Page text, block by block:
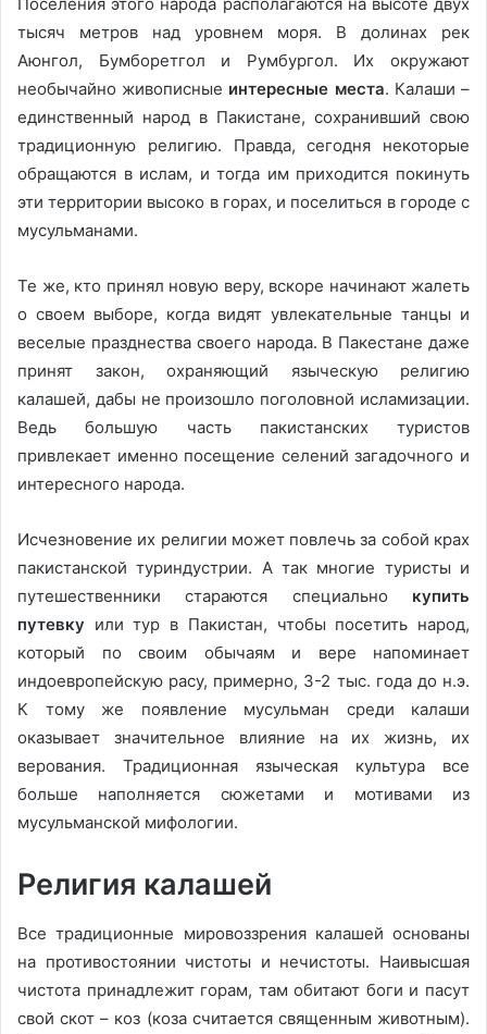
Поселения этого народа располагаются на высоте двух
тысяч метров над уровнем моря. В долинах рек
Аюнгол, Бумборетгол и Румбургол. Их окружают
необычайно живописные интересные места. Калаши –
единственный народ в Пакистане, сохранивший свою
традиционную религию. Правда, сегодня некоторые
обращаются в ислам, и тогда им приходится покинуть
эти территории высоко в горах, и поселиться в городе с
мусульманами.
Те же, кто принял новую веру, вскоре начинают жалеть
о своем выборе, когда видят увлекательные танцы и
веселые празднества своего народа. В Пакестане даже
принят закон, охраняющий языческую религию
калашей, дабы не произошло поголовной исламизации.
Ведь большую часть пакистанских туристов
привлекает именно посещение селений загадочного и
интересного народа.
Исчезновение их религии может повлечь за собой крах
пакистанской туриндустрии. А так многие туристы и
путешественники стараются специально купить
путевку или тур в Пакистан, чтобы посетить народ,
который по своим обычаям и вере напоминает
индоевропейскую расу, примерно, 3-2 тыс. года до н.э.
К тому же появление мусульман среди калаши
оказывает значительное влияние на их жизнь, их
верования. Традиционная языческая культура все
больше наполняется сюжетами и мотивами из
мусульманской мифологии.
Религия калашей
Все традиционные мировоззрения калашей основаны
на противостоянии чистоты и нечистоты. Наивысшая
чистота принадлежит горам, там обитают боги и пасут
свой скот – коз (коза считается священным животным).